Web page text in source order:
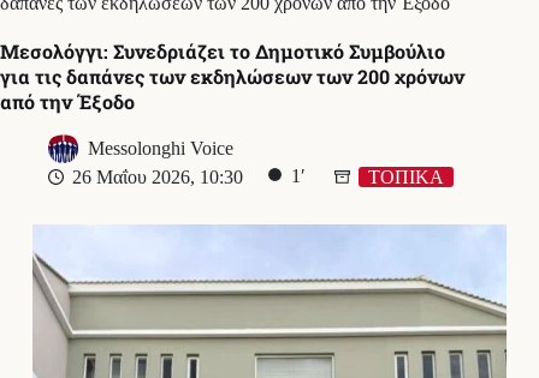
Μεσολόγγι: Συνεδριάζει το Δημοτικό Συμβούλιο
για τις δαπάνες των εκδηλώσεων των 200 χρόνων
από την Έξοδο
Messolonghi Voice
26 Μαΐου 2026, 10:30
1′ ΤΟΠΙΚΑ